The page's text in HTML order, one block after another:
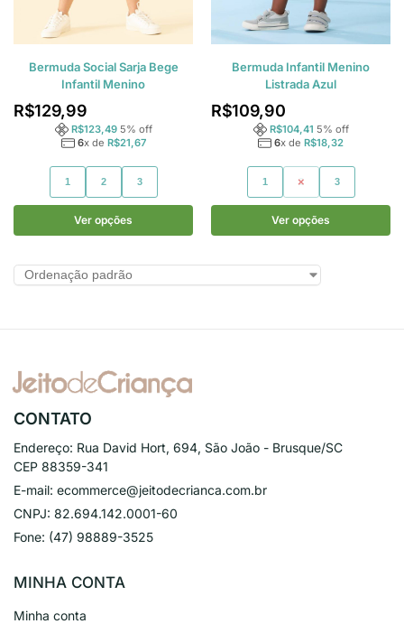
Bermuda Social Sarja Bege
Infantil Menino
R$129,99
R$123,49 5% off
6x de R$21,67
1 2 3
Ver opções
Bermuda Infantil Menino
Listrada Azul
R$109,90
R$104,41 5% off
6x de R$18,32
1 2 3
Ver opções
CONTATO
Endereço: Rua David Hort, 694, São João - Brusque/SC
CEP 88359-341
E-mail: ecommerce@jeitodecrianca.com.br
CNPJ: 82.694.142.0001-60
Fone: (47) 98889-3525
MINHA CONTA
Minha conta